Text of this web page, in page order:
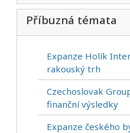
Příbuzná témata
Expanze Holík
rakouský trh
Czechoslovak
finanční výsledky
Expanze českého